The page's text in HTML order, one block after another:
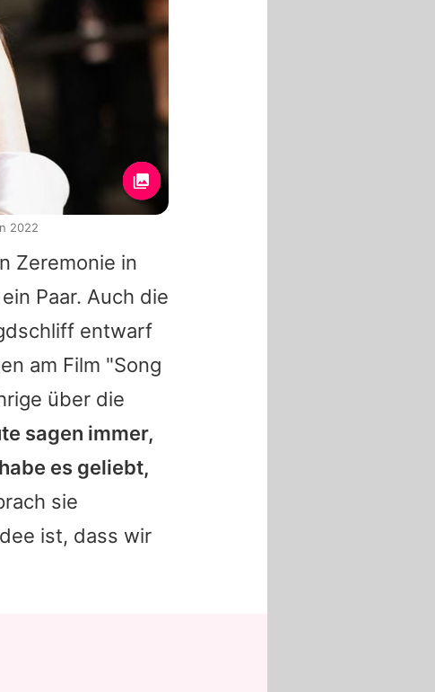
Zeremonie in
Paar. Auch die
entwarf
am Film "Song
über die
sagen immer,
es geliebt,
sie
ist, dass wir
2022